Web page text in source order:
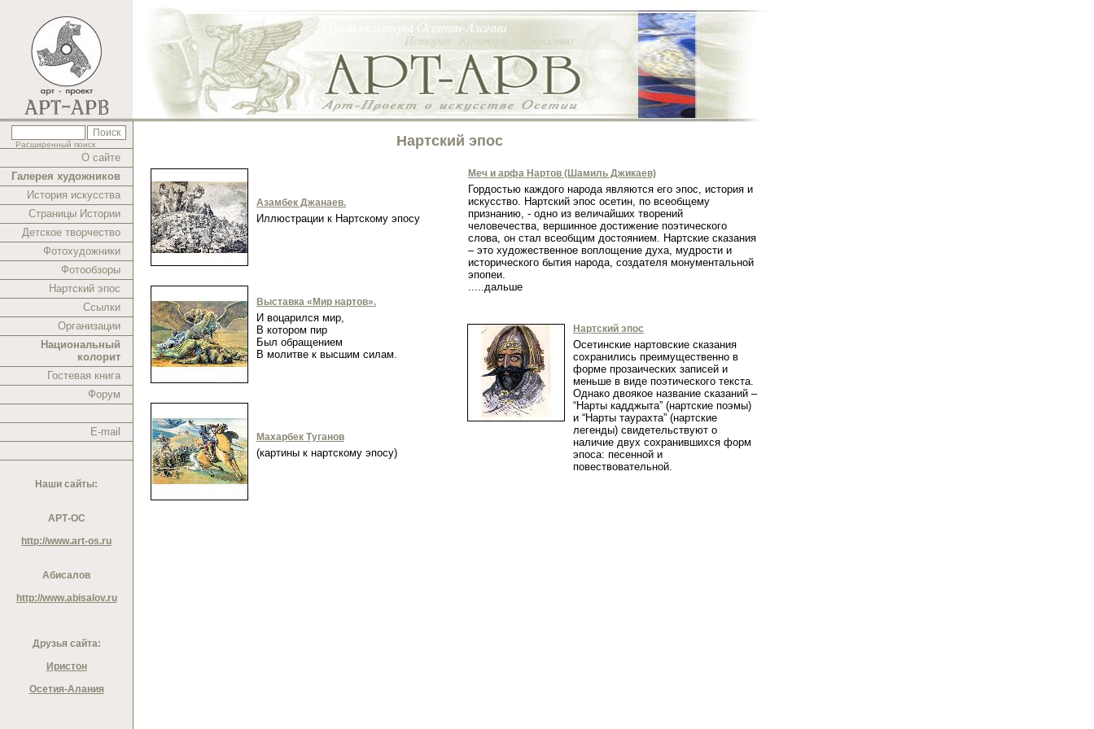
Расширенный поиск
О сайте
Галерея художников
История искусства
Страницы Истории
Детское творчество
Фотохудожники
Фотообзоры
Нартский эпос
Ссылки
Организации
Национальный
колорит
Гостевая книга
Форум
E-mail
Наши сайты:
АРТ-ОС
http://www.art-os.ru
Абисалов
http://www.abisalov.ru
Друзья сайта:
Иристон
Осетия-Алания
Нартский эпос
Азамбек Джанаев.
Иллюстрации к Нартскому эпосу
Выставка «Мир нартов».
И воцарился мир,
В котором пир
Был обращением
В молитве к высшим силам.
Махарбек Туганов
(картины к нартскому эпосу)
Меч и арфа Нартов (Шамиль Джикаев)
Гордостью каждого народа являются его эпос, история и
искусство. Нартский эпос осетин, по всеобщему
признанию, - одно из величайших творений
человечества, вершинное достижение поэтического
слова, он стал всеобщим достоянием. Нартские сказания
– это художественное воплощение духа, мудрости и
исторического бытия народа, создателя монументальной
эпопеи.
.....дальше
Нартский эпос
Осетинские нартовские сказания
сохранились преимущественно в
форме прозаических записей и
меньше в виде поэтического текста.
Однако двоякое название сказаний –
“Нарты кадджыта” (нартские поэмы)
и “Нарты таурахта” (нартские
легенды) свидетельствуют о
наличие двух сохранившихся форм
эпоса: песенной и
повествовательной.